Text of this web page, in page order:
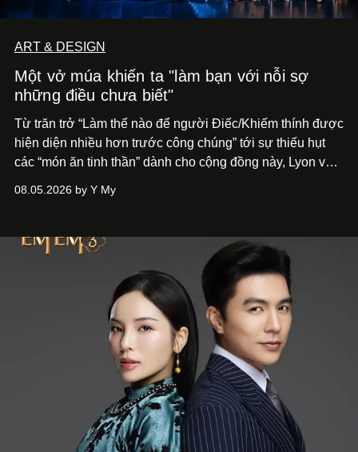
ART & DESIGN
Một vở múa khiến ta "làm bạn với nỗi sợ
những điều chưa biết"
Từ trăn trở “Làm thế nào để người Điếc/Khiếm thính được
hiện diện nhiều hơn trước công chúng” tới sự thiếu hụt
các “món ăn tinh thần” dành cho cộng đồng này, Lyon và
phẩm múa đương đại thành hiện thực, mang tên Lắng
08.05.2026 by Y My